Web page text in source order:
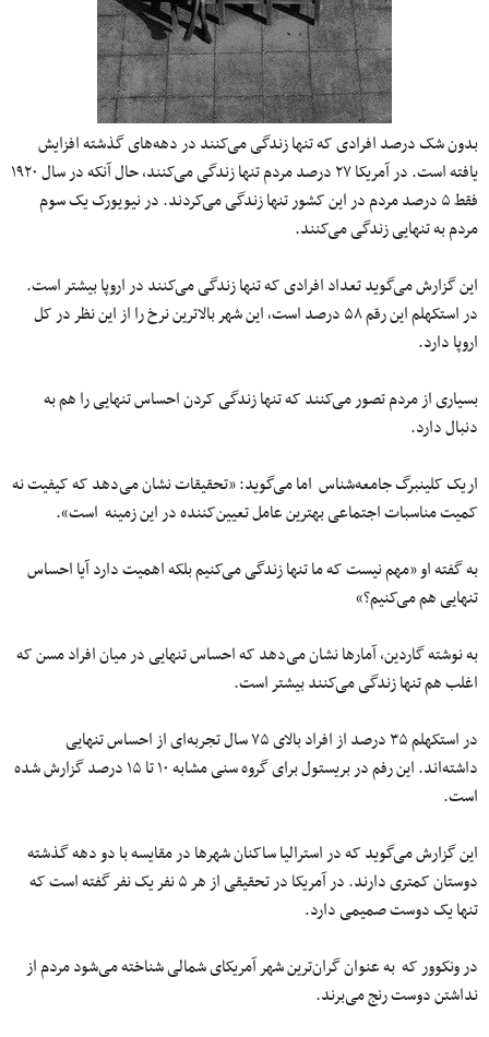
بدون شک درصد افرادی که تنها زندگی می‌کنند در دهه‌های گذشته افزایش
یافته است. در آمریکا ۲۷ درصد مردم تنها زندگی می‌کنند، حال آنکه در سال ۱۹۲۰
فقط ۵ درصد مردم در این کشور تنها زندگی می‌کردند. در نیویورک یک سوم
مردم به تنهایی زندگی می‌کنند.
این گزارش می‌گوید تعداد افرادی که تنها زندگی می‌کنند در اروپا بیشتر است.
در استکهلم این رقم ۵۸ درصد است٬ این شهر بالاترین نرخ را از این نظر در کل
اروپا دارد.
بسیاری از مردم تصور می‌کنند که تنها زندگی کردن احساس تنهایی را هم به
دنبال دارد.
اریک کلینبرگ جامعه‌شناس اما می‌گوید: «تحقیقات نشان می‌دهد که کیفیت نه
کمیت مناسبات اجتماعی بهترین عامل تعیین‌کننده در این زمینه است».
به گفته او «مهم نیست که ما تنها زندگی می‌کنیم بلکه اهمیت دارد آیا احساس
تنهایی هم می‌کنیم؟»
به نوشته گاردین، آمارها نشان می‌دهد که احساس تنهایی در میان افراد مسن که
اغلب هم تنها زندگی می‌کنند بیشتر است.
در استکهلم ۳۵ درصد از افراد بالای ۷۵ سال تجربه‌ای از احساس تنهایی
داشته‌اند. این رفم در بریستول برای گروه سنی مشابه ۱۰ تا ۱۵ درصد گزارش شده
است.
این گزارش می‌گوید که در استرالیا ساکنان شهرها در مقایسه با دو دهه گذشته
دوستان کمتری دارند. در آمریکا در تحقیقی از هر ۵ نفر یک نفر گفته است که
تنها یک دوست صمیمی دارد.
در ونکوور که به عنوان گران‌ترین شهر آمریکای شمالی شناخته می‌شود مردم از
نداشتن دوست رنج می‌برند.